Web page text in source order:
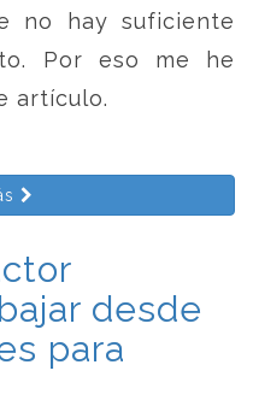
no hay suficiente
Por eso me he
artículo.
desde
para